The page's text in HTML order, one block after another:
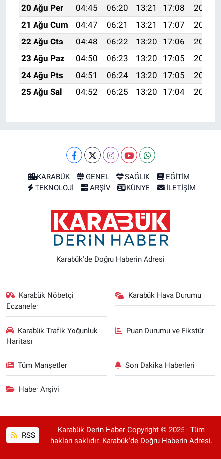
20 Ağu Per
04:45 06:20 13:21 17:08
20:12
21 Ağu Cum
04:47 06:21 13:21 17:07
20:10
22 Ağu Cts
04:48 06:22 13:20 17:06
20:09
23 Ağu Paz
04:50 06:23 13:20 17:05
20:07
24 Ağu Pts
04:51 06:24 13:20 17:05
20:06
25 Ağu Sal
04:52 06:25 13:20 17:04 20:04
KARABÜK GENEL SAĞLIK
EĞİTİM
TEKNOLOJİ
ARŞİV KÜNYE İLETİŞİM
Karabük'de Doğru Haberin Adresi
Karabük Nöbetçi
Eczaneler
Karabük Hava Durumu
Karabük Trafik Yoğunluk
Haritası
Puan Durumu ve Fikstür
Tüm Manşetler Son Dakika Haberleri
Haber Arşivi
RSS
Karabük Derin Haber Copyright © 2025 - Tüm
hakları saklıdır. Karabük'de Doğru Haberin Adresi.